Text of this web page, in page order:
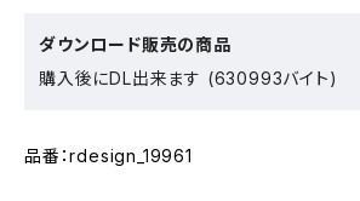
ダウンロード販売の商品
購入後にDL出来ます (630993バイト)
品番：rdesign_19961